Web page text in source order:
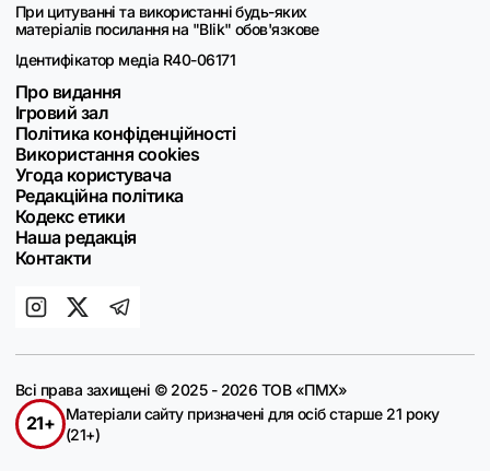
При цитуванні та використанні будь-яких
матеріалів посилання на "Blik" обов'язкове
Ідентифікатор медіа R40-06171
Про видання
Ігровий зал
Політика конфіденційності
Використання cookies
Угода користувача
Редакційна політика
Кодекс етики
Наша редакція
Контакти
Всі права захищені © 2025 - 2026 ТОВ «ПМХ»
21+
Матеріали сайту призначені для осіб старше 21 року
(21+)